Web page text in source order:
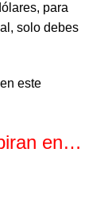
para
solo debes
este
en…